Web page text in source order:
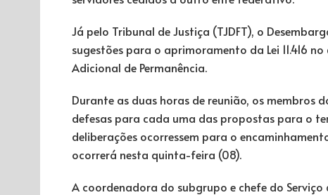
Já pelo Tribunal de Justiça (TJDFT), o
sugestões para o aprimoramento da Lei 11.416
Adicional de Permanência.
Durante as duas horas de reunião, os membros
defesas para cada uma das propostas para o
deliberações ocorressem para o
ocorrerá nesta quinta-feira (08).
A coordenadora do subgrupo e chefe do